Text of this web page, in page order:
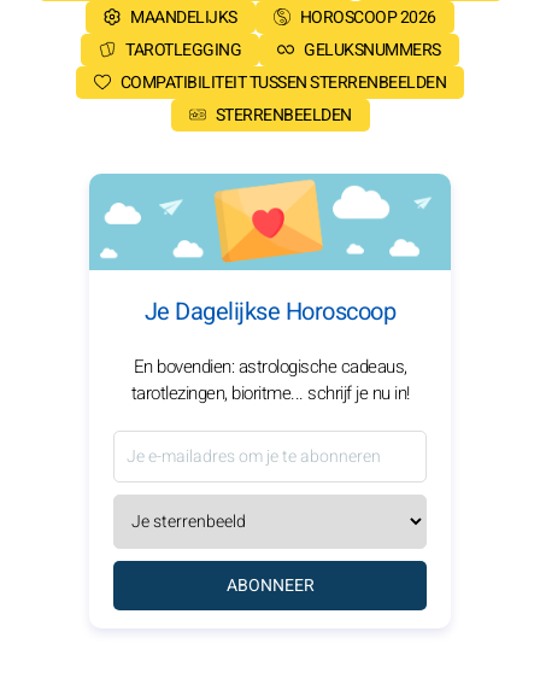
MAANDELIJKS
HOROSCOOP 2026
TAROTLEGGING
GELUKSNUMMERS
COMPATIBILITEIT TUSSEN STERRENBEELDEN
STERRENBEELDEN
Je Dagelijkse Horoscoop
En bovendien: astrologische cadeaus,
tarotlezingen, bioritme... schrijf je nu in!
ABONNEER